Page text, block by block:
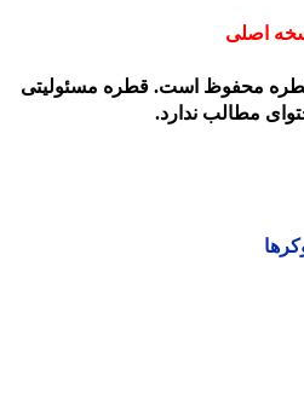
اصلی
محفوظ است. قطره مسئولیتی
مطالب ندارد.